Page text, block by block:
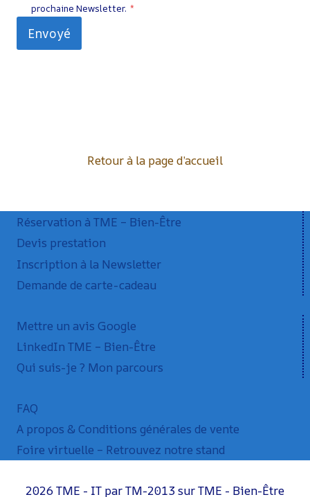
prochaine Newsletter. *
Envoyé
Retour à la page d’accueil
Réservation à TME – Bien-Être
Devis prestation
Inscription à la Newsletter
Demande de carte-cadeau
Mettre un avis Google
LinkedIn TME – Bien-Être
Qui suis-je ? Mon parcours
FAQ
A propos & Conditions générales de vente
Foire virtuelle – Retrouvez notre stand
2026 TME - IT par TM-2013 sur TME - Bien-Être